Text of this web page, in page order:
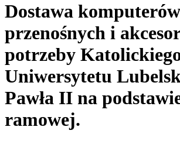
Dostawa komputerów
przenośnych i
potrzeby
Uniwersytetu
Pawła II na
ramowej.